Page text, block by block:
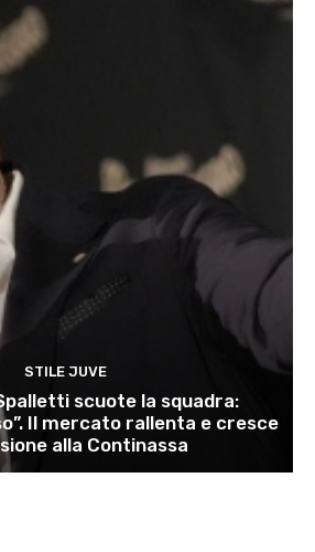
STILE JUVE
scuote la squadra:
Il mercato rallenta e cresce
alla Continassa